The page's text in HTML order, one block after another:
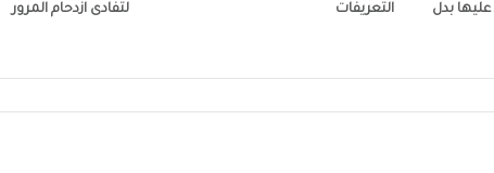
بدل
التعريفات
لتفادى ازدحام المرور